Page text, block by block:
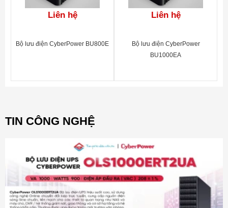
Liên hệ
Bộ lưu điện CyberPower BU800E
Liên hệ
Bộ lưu điện CyberPower
BU1000EA
TIN CÔNG NGHỆ